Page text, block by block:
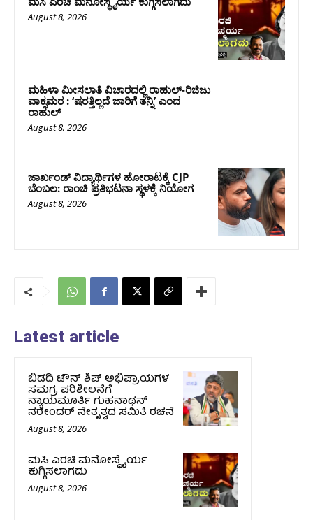
August 8, 2026
ಮಹಿಳಾ ಮೀಸಲಾತಿ ವಿಚಾರದಲ್ಲಿ ರಾಹುಲ್‌-ರಿಜಿಜು
ವಾಕ್ಸಮರ : ‘ಷರತ್ತಿಲ್ಲದೆ ಜಾರಿಗೆ ತನ್ನಿ’ ಎಂದ
ರಾಹುಲ್‌
August 8, 2026
ಜಾರ್ಖಂಡ್‌ ವಿದ್ಯಾರ್ಥಿಗಳ ಹೋರಾಟಕ್ಕೆ CJP
ಬೆಂಬಲ: ರಾಂಚಿ ಪ್ರತಿಭಟನಾ ಸ್ಥಳಕ್ಕೆ ನಿಯೋಗ
August 8, 2026
Latest article
ಬಿಡದಿ ಟೌನ್ ಶಿಪ್ ಅಭಿಪ್ರಾಯಗಳ
ಸಮಗ್ರ ಪರಿಶೀಲನೆಗೆ
ನ್ಯಾಯಮೂರ್ತಿ ಗುಹನಾಥನ್
ನರೇಂದರ್ ನೇತೃತ್ವದ ಸಮಿತಿ ರಚನೆ
August 8, 2026
ಮಸಿ ಎರಚಿ ಮನೋಸ್ಥೈರ್ಯ
ಕುಗ್ಗಿಸಲಾಗದು
August 8, 2026